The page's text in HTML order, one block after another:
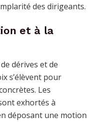
des dirigeants.
et à la
dérives et de
s’élèvent pour
Les
exhortés à
déposant une motion